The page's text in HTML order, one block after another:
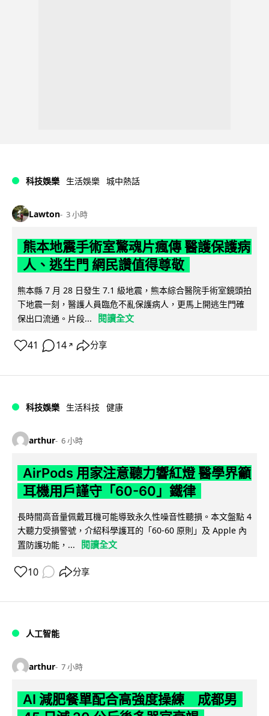
科技娛樂 生活娛樂 城中熱話
Lawton 3 小時
熊本地震手術室驚魂片瘋傳 醫護保護病
人、逃生門 網民讚值得尊敬
熊本縣 7 月 28 日發生 7.1 級地震，熊本綜合醫院手術室鏡頭拍
下地震一刻，醫護人員臨危不亂保護病人，更馬上開逃生門確
保出口流通。片段...
閱讀全文
41 14 ↗ 分享
科技娛樂 生活科技 健康
arthur 6 小時
AirPods 用家注意聽力響紅燈 醫學界籲
耳機用戶謹守「60-60」鐵律
長時間高音量佩戴耳機可能導致永久性噪音性聽損。本文盤點 4
大聽力受損警號，介紹科學護耳的「60-60 原則」及 Apple 內
置防護功能，...
閱讀全文
10 分享
人工智能
arthur 7 小時
AI 減肥餐單配合高強度操練 成都男